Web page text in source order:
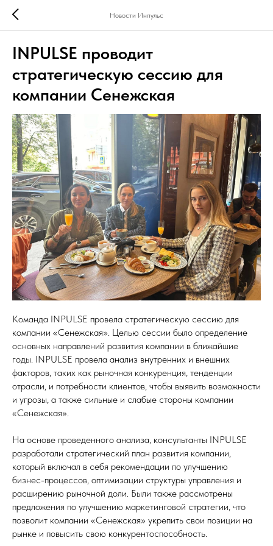
Новости Инпульс
INPULSE проводит
стратегическую сессию для
компании Сенежская
Команда INPULSE провела стратегическую сессию для
компании «Сенежская». Целью сессии было определение
основных направлений развития компании в ближайшие
годы. INPULSE провела анализ внутренних и внешних
факторов, таких как рыночная конкуренция, тенденции
отрасли, и потребности клиентов, чтобы выявить возможности
и угрозы, а также сильные и слабые стороны компании
«Сенежская».
На основе проведенного анализа, консультанты INPULSE
разработали стратегический план развития компании,
который включал в себя рекомендации по улучшению
бизнес-процессов, оптимизации структуры управления и
расширению рыночной доли. Были также рассмотрены
предложения по улучшению маркетинговой стратегии, что
позволит компании «Сенежская» укрепить свои позиции на
рынке и повысить свою конкурентоспособность.